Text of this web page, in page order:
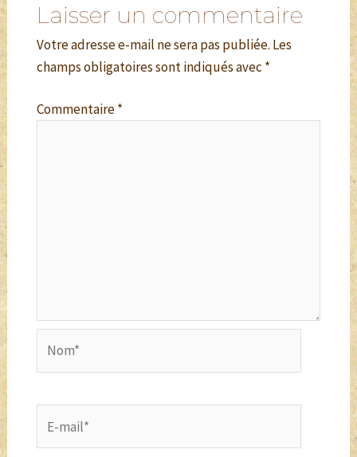
Laisser un commentaire
Votre adresse e-mail ne sera pas publiée. Les
champs obligatoires sont indiqués avec *
Commentaire*